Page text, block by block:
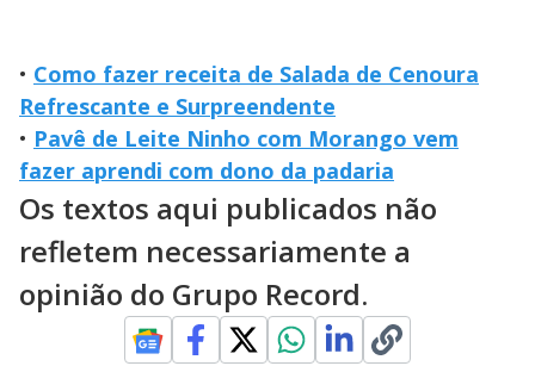
• Como fazer receita de Salada de Cenoura
Refrescante e Surpreendente
• Pavê de Leite Ninho com Morango vem
fazer aprendi com dono da padaria
Os textos aqui publicados não
refletem necessariamente a
opinião do Grupo Record.